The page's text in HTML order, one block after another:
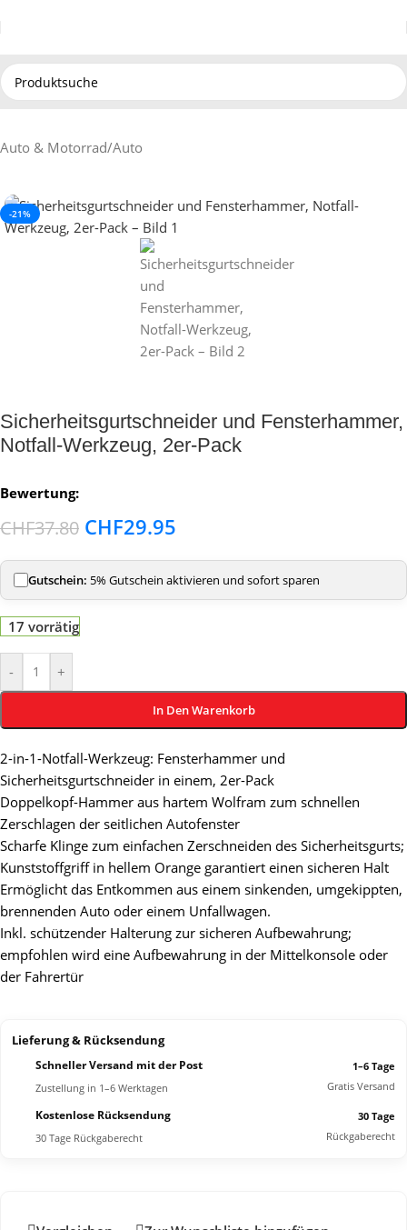
Auto & Motorrad/Auto
-21%
Sicherheitsgurtschneider und Fensterhammer,
Notfall-Werkzeug, 2er-Pack
Bewertung:
CHF37.80 CHF29.95
Gutschein: 5% Gutschein aktivieren und sofort sparen
17 vorrätig
- +
In Den Warenkorb
2-in-1-Notfall-Werkzeug: Fensterhammer und
Sicherheitsgurtschneider in einem, 2er-Pack
Doppelkopf-Hammer aus hartem Wolfram zum schnellen
Zerschlagen der seitlichen Autofenster
Scharfe Klinge zum einfachen Zerschneiden des Sicherheitsgurts;
Kunststoffgriff in hellem Orange garantiert einen sicheren Halt
Ermöglicht das Entkommen aus einem sinkenden, umgekippten,
brennenden Auto oder einem Unfallwagen.
Inkl. schützender Halterung zur sicheren Aufbewahrung;
empfohlen wird eine Aufbewahrung in der Mittelkonsole oder
der Fahrertür
Lieferung & Rücksendung
Schneller Versand mit der Post
Zustellung in 1–6 Werktagen
1–6 Tage
Gratis Versand
Kostenlose Rücksendung
30 Tage Rückgaberecht
30 Tage
Rückgaberecht